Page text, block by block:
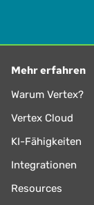
Mehr erfahren
Warum Vertex?
Vertex Cloud
KI-Fähigkeiten
Integrationen
Resources